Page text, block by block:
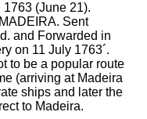
1763 (June 21).
Sent
and Forwarded in
on 11 July 1763´.
to be a popular route
(arriving at Madeira
ships and later the
to Madeira.